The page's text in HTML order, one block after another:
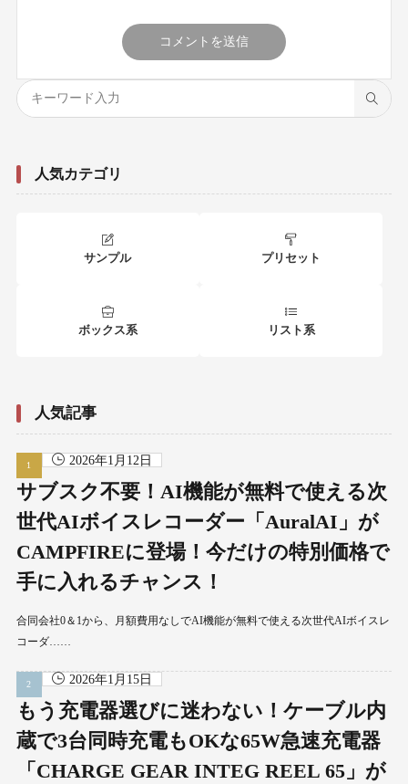
人気カテゴリ
サンプル プリセット
ボックス系 リスト系
人気記事
2026年1月12日
サブスク不要！AI機能が無料で使える次
世代AIボイスレコーダー「AuralAI」が
CAMPFIREに登場！今だけの特別価格で
手に入れるチャンス！
合同会社0＆1から、月額費用なしでAI機能が無料で使える次世代AIボイスレ
コーダ……
2026年1月15日
もう充電器選びに迷わない！ケーブル内
蔵で3台同時充電もOKな65W急速充電器
「CHARGE GEAR INTEG REEL 65」が